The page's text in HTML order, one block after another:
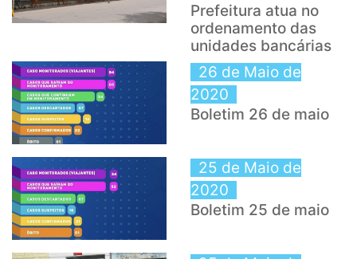
Prefeitura atua no
ordenamento das
unidades bancárias
26 de Maio de
2020
Boletim 26 de maio
25 de Maio de
2020
Boletim 25 de maio